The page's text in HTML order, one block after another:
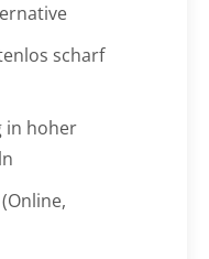
scharf
in hoher